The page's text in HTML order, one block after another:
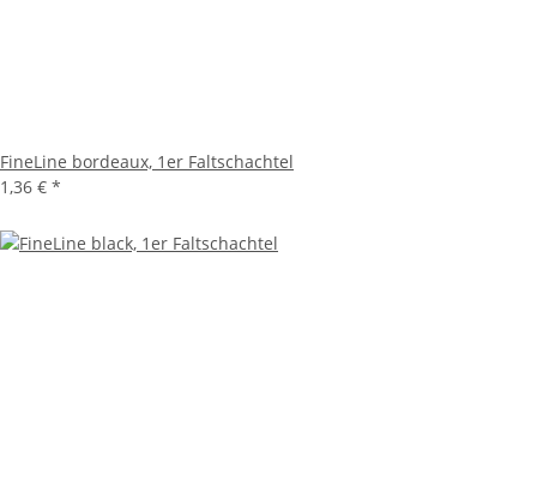
FineLine bordeaux, 1er Faltschachtel
1,36 € *